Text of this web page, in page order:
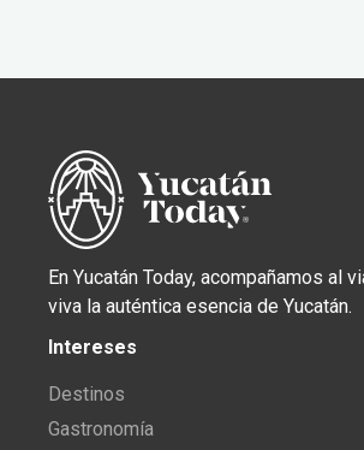
En Yucatán Today, acompañamos al
viva la auténtica esencia de Yucatán.
Intereses
Destinos
Gastronomía